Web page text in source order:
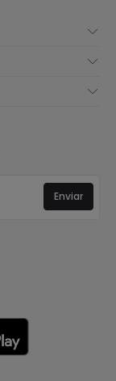
Enviar